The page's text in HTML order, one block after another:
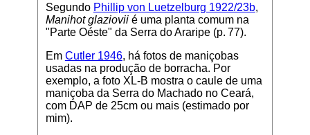
Segundo Phillip von Luetzelburg 1922/23b,
Manihot glazioviié uma planta comum na
"Parte Oéste" da Serra do Araripe (p. 77).
Em Cutler 1946, há fotos de maniçobas
usadas na produção de borracha. Por
exemplo, a foto XL-B mostra o caule de uma
maniçoba da Serra do Machado no Ceará,
com DAP de 25cm ou mais (estimado por
mim).